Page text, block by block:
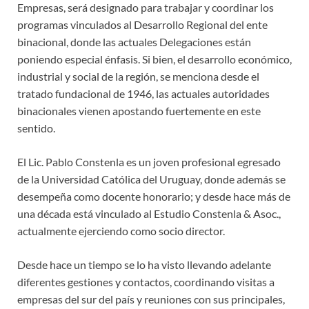
Empresas, será designado para trabajar y coordinar los
programas vinculados al Desarrollo Regional del ente
binacional, donde las actuales Delegaciones están
poniendo especial énfasis. Si bien, el desarrollo económico,
industrial y social de la región, se menciona desde el
tratado fundacional de 1946, las actuales autoridades
binacionales vienen apostando fuertemente en este
sentido.
El Lic. Pablo Constenla es un joven profesional egresado
de la Universidad Católica del Uruguay, donde además se
desempeña como docente honorario; y desde hace más de
una década está vinculado al Estudio Constenla & Asoc.,
actualmente ejerciendo como socio director.
Desde hace un tiempo se lo ha visto llevando adelante
diferentes gestiones y contactos, coordinando visitas a
empresas del sur del país y reuniones con sus principales,